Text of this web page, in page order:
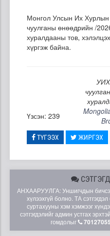
Монгол Улсын Их
чуулганы өнөөдрийн /
хуралдааны тов,
хүргэж байна.
Үзсэн: 239
ТҮГЭЭХ ЖИРГЭХ
АНХААРУУЛГА: Уншигчдын
хүлээхгүй болно. ТА
суртахууны хэм хэмжээг
сэтгэгдэлийг админ устгах
гомдолыг
70127055